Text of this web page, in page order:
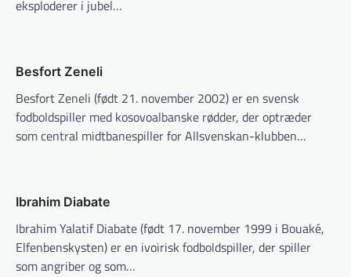
eksploderer i jubel…
Besfort Zeneli
Besfort Zeneli (født 21. november 2002) er en svensk
fodboldspiller med kosovoalbanske rødder, der optræder
som central midtbanespiller for Allsvenskan-klubben…
Ibrahim Diabate
Ibrahim Yalatif Diabate (født 17. november 1999 i Bouaké,
Elfenbenskysten) er en ivoirisk fodboldspiller, der spiller
som angriber og som…